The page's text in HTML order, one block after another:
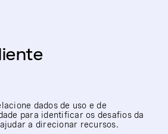
dados de uso e de
para identificar os desafios da
a direcionar recursos.